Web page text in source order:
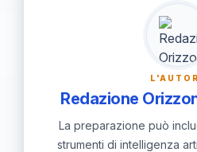
2026 – Guida ebook
gruppo”, e chiedere
esperti come Lalla via
Redazione
La preparazione può
strumenti di intelligenza